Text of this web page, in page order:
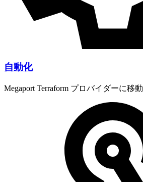
自動化
Megaport Terraform プロバイダーに移動